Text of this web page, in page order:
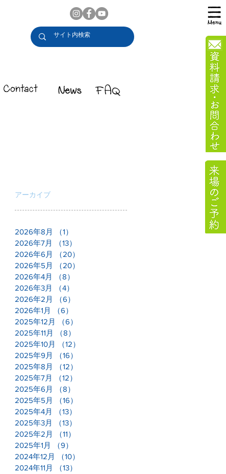
アーカイブ
2026年8月 （1）
2026年7月
（13）
2026年6月
（20）
2026年5月
（20）
2026年4月
（8）
2026年3月
（4）
2026年2月
（6）
2026年1月
（6）
2025年12月
（6）
2025年11月
（8）
2025年10月
（12）
2025年9月
（16）
2025年8月
（12）
2025年7月
（12）
2025年6月
（8）
2025年5月
（16）
2025年4月
（13）
2025年3月
（13）
2025年2月
（11）
2025年1月
（9）
2024年12月
（10）
2024年11月
（13）